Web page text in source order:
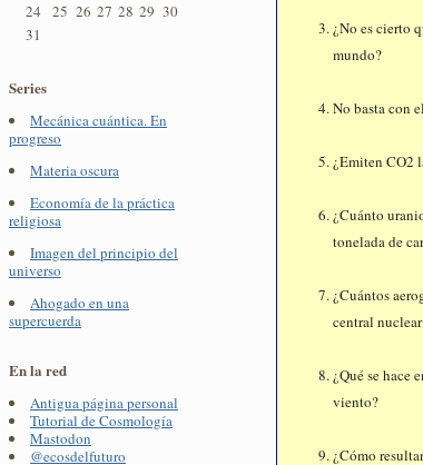
24
25 26 27 28 29 30
31
Series
Mecánica cuántica. En
progreso
Materia oscura
Economía de la práctica
religiosa
Imagen del principio del
universo
Ahogado en una
supercuerda
En la red
Antigua página personal
Tutorial de Cosmología
Mastodon
@ecosdelfuturo
¿No es cierto
mundo?
No basta con
¿Emiten CO2
¿Cuánto
tonelada de
¿Cuántos
central
¿Qué se hace
viento?
¿Cómo